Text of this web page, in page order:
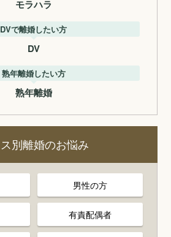
モラハラ
DVで離婚したい方
DV
熟年離婚したい方
熟年離婚
別離婚のお悩み
男性の方
有責配偶者